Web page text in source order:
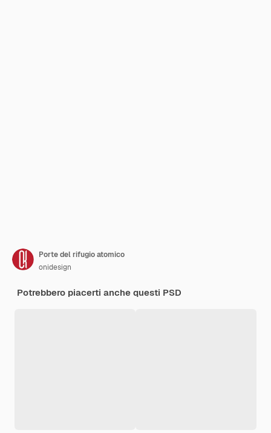
Porte del rifugio atomico
onidesign
Potrebbero piacerti anche questi PSD